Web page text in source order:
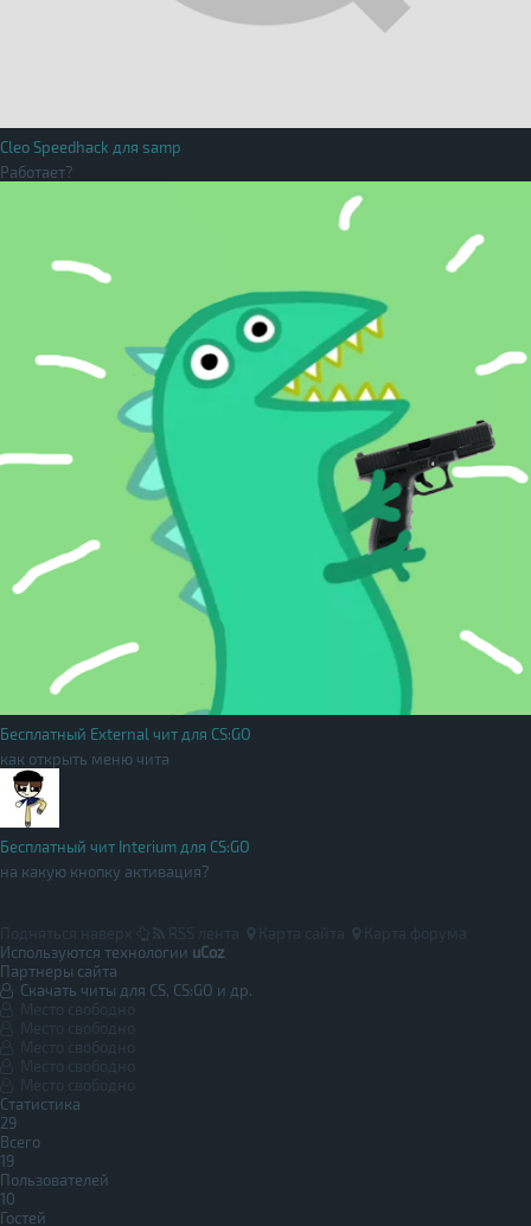
Cleo Speedhack для samp
Работает?
Бесплатный External чит для CS:GO
как открыть меню чита
Бесплатный чит Interium для CS:GO
на какую кнопку активация?
Используются технологии uCoz
Партнеры сайта
Скачать читы для CS, CS:GO и др.
Статистика
29
Всего
19
Пользователей
10
Гостей